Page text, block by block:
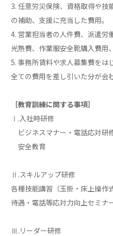
3. 任意労災保険、資格取得や
の補助、支援に充当した費用。
4. 営業担当者の人件費、派遣労
光熱費、作業服安全靴購入費用
5. 事務所賃料や求人募集費をは
全ての費用を差し引いた分が会
［教育訓練に関する事項］
Ⅰ.入社時研修
ビジネスマナー・電話応対研
安全教育
Ⅱ.スキルアップ研修
各種技能講習（玉掛・床上操作
待遇・電話等応対力向上セミナ
Ⅲ.リーダー研修